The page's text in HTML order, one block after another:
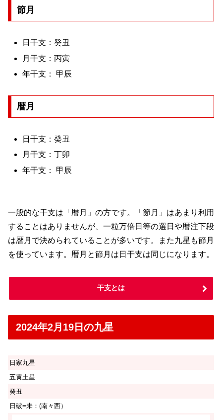
節月
日干支：癸丑
月干支：丙寅
年干支： 甲辰
暦月
日干支：癸丑
月干支：丁卯
年干支： 甲辰
一般的な干支は「暦月」の方です。「節月」はあまり利用
することはありませんが、一粒万倍日等の選日や暦注下段
は暦月で決められていることが多いです。また九星も節月
を使っています。暦月と節月は日干支は同じになります。
干支とは
2024年2月19日の九星
日家九星
五黄土星
癸丑
日破=未：(南々西）